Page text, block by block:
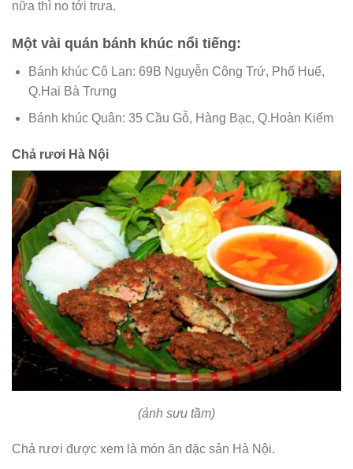
nữa thì no tới trưa.
Một vài quán bánh khúc nổi tiếng:
Bánh khúc Cô Lan: 69B Nguyễn Công Trứ, Phố Huế,
Q.Hai Bà Trưng
Bánh khúc Quân: 35 Cầu Gỗ, Hàng Bạc, Q.Hoàn Kiếm
Chả rươi Hà Nội
(ảnh sưu tầm)
Chả rươi được xem là món ăn đặc sản Hà Nội.